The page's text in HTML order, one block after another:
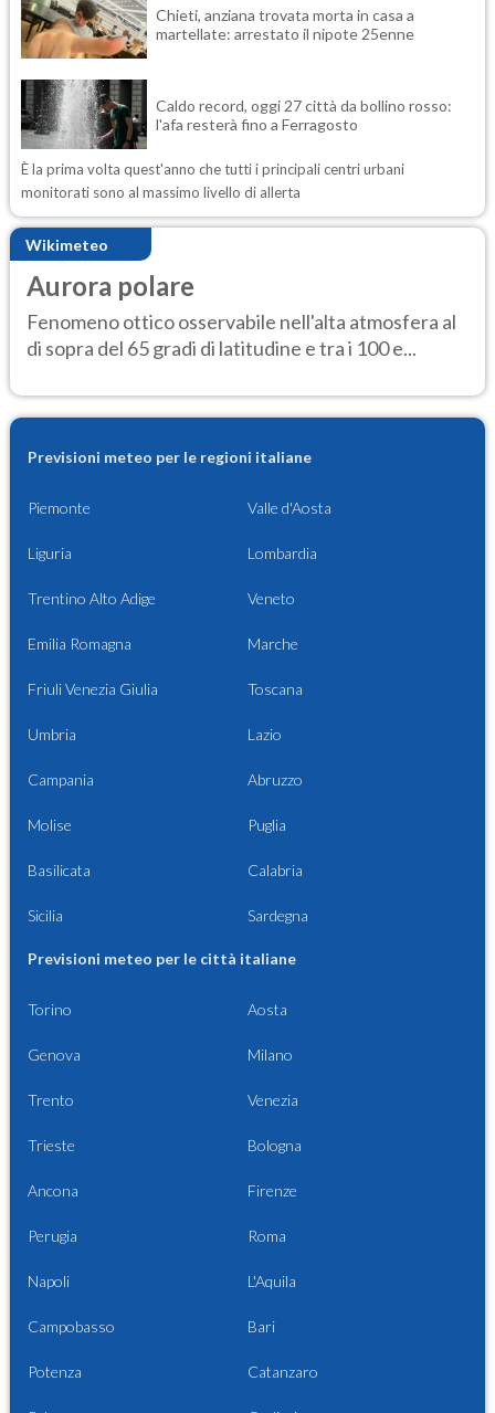
Chieti, anziana trovata morta in casa a
martellate: arrestato il nipote 25enne
Caldo record, oggi 27 città da bollino rosso:
l'afa resterà fino a Ferragosto
È la prima volta quest'anno che tutti i principali centri urbani
monitorati sono al massimo livello di allerta
Wikimeteo
Aurora polare
Fenomeno ottico osservabile nell'alta atmosfera al
di sopra del 65 gradi di latitudine e tra i 100 e...
Previsioni meteo per le regioni italiane
Piemonte Valle d'Aosta
Liguria Lombardia
Trentino Alto Adige Veneto
Emilia Romagna Marche
Friuli Venezia Giulia Toscana
Umbria Lazio
Campania Abruzzo
Molise Puglia
Basilicata Calabria
Sicilia Sardegna
Previsioni meteo per le città italiane
Torino Aosta
Genova Milano
Trento Venezia
Trieste Bologna
Ancona Firenze
Perugia Roma
Napoli L'Aquila
Campobasso Bari
Potenza Catanzaro